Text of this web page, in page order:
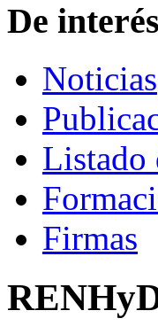
De interés
Noticias
Listado
Firmas